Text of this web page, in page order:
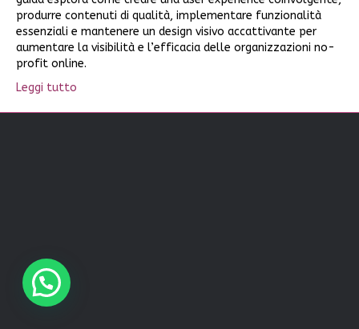
produrre contenuti di qualità, implementare funzionalità
essenziali e mantenere un design visivo accattivante per
aumentare la visibilità e l’efficacia delle organizzazioni no-
profit online.
Leggi tutto